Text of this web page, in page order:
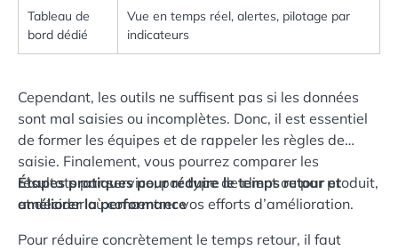
Tableau de
bord dédié
Vue en temps réel, alertes, pilotage par
indicateurs
Cependant, les outils ne suffisent pas si les données
sont mal saisies ou incomplètes. Donc, il est essentiel
de former les équipes et de rappeler les règles de
saisie. Finalement, vous pourrez comparer les
résultats par service, par type de client ou par produit,
et décider où concentrer vos efforts d’amélioration.
Étapes pratiques pour réduire le temps retour et
améliorer la performance
Pour réduire concrètement le temps retour, il faut